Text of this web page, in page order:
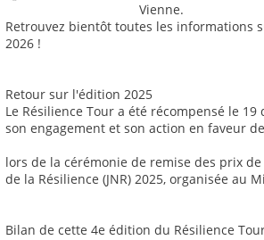
Vienne.
Retrouvez bientôt toutes les informations
2026 !
Retour sur l'édition 2025
Le Résilience Tour a été récompensé le
son engagement et son action en faveur
lors de la cérémonie de remise des prix
de la Résilience (JNR) 2025, organisée au
Bilan de cette 4e édition du Résilience